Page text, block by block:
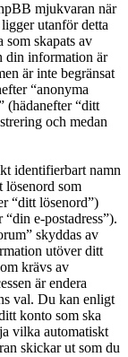
mjukvaran när
utanför detta
som skapats av
din information är
är inte begränsat
“anonyma
(hädanefter “ditt
och medan
identifierbart namn
lösenord som
“ditt lösenord”)
e-postadress”).
skyddas av
utöver ditt
krävs av
är endera
val. Du kan enligt
konto som ska
vilka automatiskt
skickar ut som du